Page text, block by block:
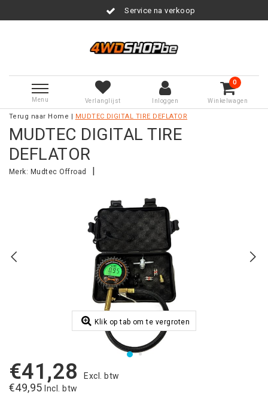
Service na verkoop
Menu Verlanglijst Inloggen
0
Winkelwagen
Terug naar Home MUDTEC DIGITAL TIRE DEFLATOR
MUDTEC DIGITAL TIRE
DEFLATOR
Merk: Mudtec Offroad
Klik op tab om te vergroten
€41,28 Excl. btw
€49,95 Incl. btw